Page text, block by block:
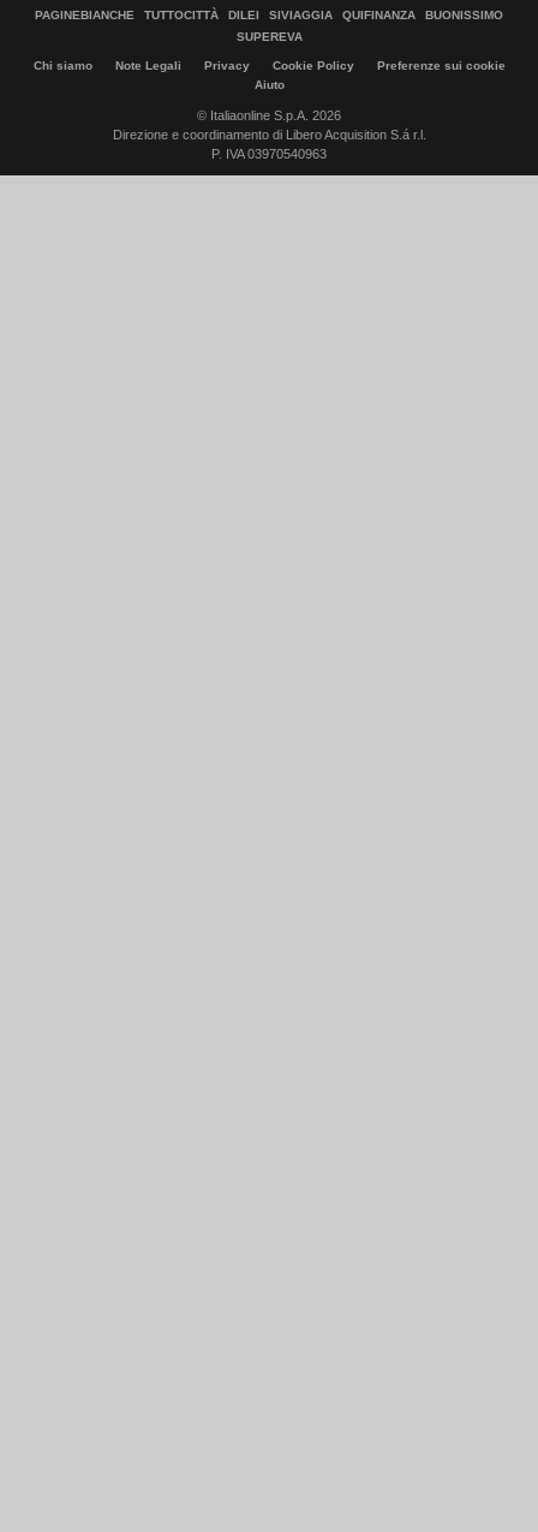
PAGINEBIANCHE
TUTTOCITTÀ DILEI SIVIAGGIA QUIFINANZA
BUONISSIMO
SUPEREVA
Chi siamo Note Legali Privacy Cookie Policy
Preferenze sui cookie
Aiuto
© Italiaonline S.p.A. 2026
Direzione e coordinamento di Libero Acquisition S.á r.l.
P. IVA 03970540963